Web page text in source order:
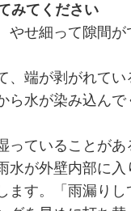
みてください
やせ細って隙間が
、端が剥がれてい
ら水が染み込んで
っていることがあ
水が外壁内部に入
ます。「雨漏りし